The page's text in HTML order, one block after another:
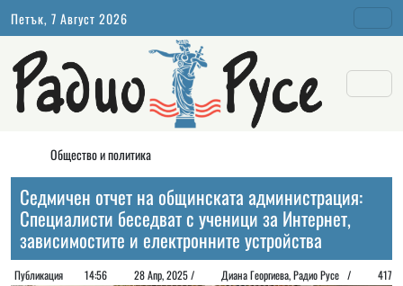
Петък, 7 Август 2026
Общество и политика
Седмичен отчет на общинската администрация:
Специалисти беседват с ученици за Интернет,
зависимостите и електронните устройства
Публикация 14:56 28 Апр, 2025 / Диана Георгиeва, Радио Русе / 417